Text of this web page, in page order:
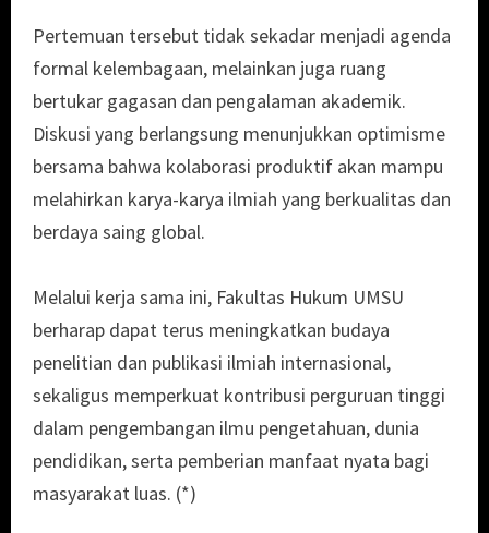
Pertemuan tersebut tidak sekadar menjadi agenda
formal kelembagaan, melainkan juga ruang
bertukar gagasan dan pengalaman akademik.
Diskusi yang berlangsung menunjukkan optimisme
bersama bahwa kolaborasi produktif akan mampu
melahirkan karya-karya ilmiah yang berkualitas dan
berdaya saing global.
Melalui kerja sama ini, Fakultas Hukum UMSU
berharap dapat terus meningkatkan budaya
penelitian dan publikasi ilmiah internasional,
sekaligus memperkuat kontribusi perguruan tinggi
dalam pengembangan ilmu pengetahuan, dunia
pendidikan, serta pemberian manfaat nyata bagi
masyarakat luas. (*)